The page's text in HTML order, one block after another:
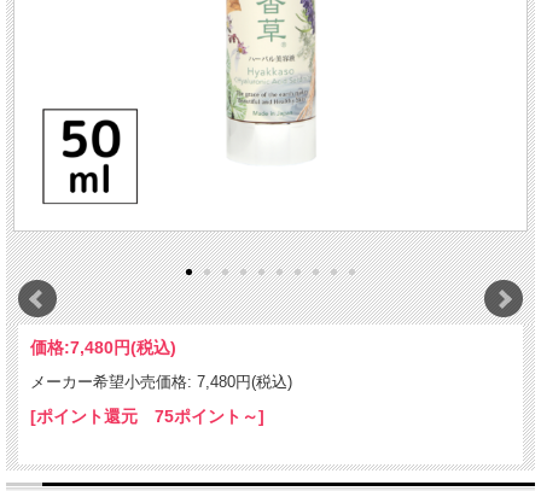
価格:7,480円(税込)
メーカー希望小売価格: 7,480円(税込)
[ポイント還元 75ポイント～]